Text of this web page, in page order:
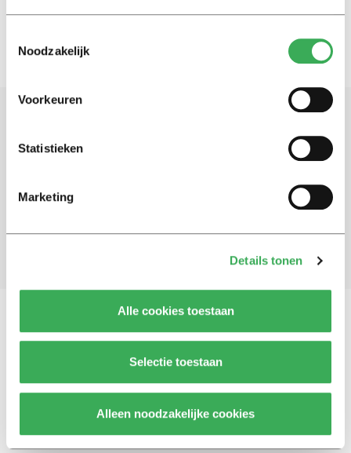
Noodzakelijk
Voorkeuren
Statistieken
Marketing
Details tonen
Alle cookies toestaan
Selectie toestaan
Alleen noodzakelijke cookies
Blijf op de hoogte. Meld je aan voor de nieuwsbrief van
Aanmelden
Vragen, opmerkingen of tips?
© 2026 -Over ons Disclaimer Adverteren Werken bij Contact